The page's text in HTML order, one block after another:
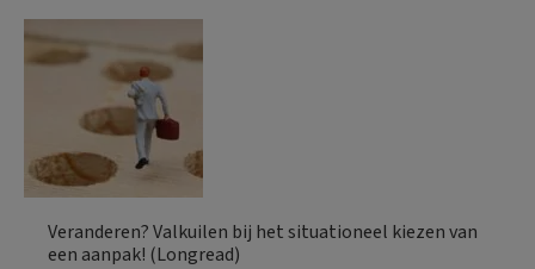
Veranderen? Valkuilen bij het situationeel kiezen van
een aanpak! (Longread)